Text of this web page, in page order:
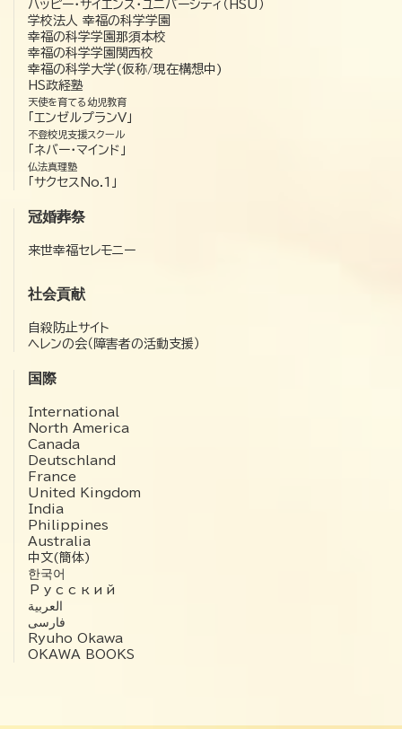
ハッピー・サイエンス・ユニバーシティ（HSU）
学校法人 幸福の科学学園
幸福の科学学園那須本校
幸福の科学学園関西校
幸福の科学大学(仮称/現在構想中)
HS政経塾
天使を育てる幼児教育
「エンゼルプランV」
不登校児支援スクール
「ネバー・マインド」
仏法真理塾
「サクセスNo.1」
冠婚葬祭
来世幸福セレモニー
社会貢献
自殺防止サイト
ヘレンの会（障害者の活動支援）
国際
International
North America
Canada
Deutschland
France
United Kingdom
India
Philippines
Australia
中文(簡体)
한국어
Русский
العربية‏
فارسی
Ryuho Okawa
OKAWA BOOKS